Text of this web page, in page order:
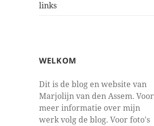
links
WELKOM
Dit is de blog en website van
Marjolijn van den Assem. Voor
meer informatie over mijn
werk volg de blog. Voor foto's